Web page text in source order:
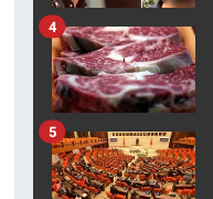
4
5